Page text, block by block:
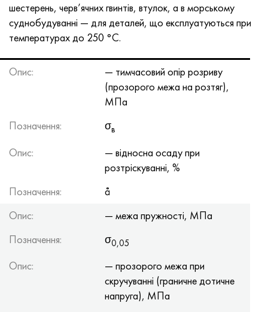
шестерень, черв’ячних гвинтів, втулок, а в морському
суднобудуванні — для деталей, що експлуатуються при
температурах до 250 °C.
Опис:
— тимчасовий опір розриву
(прозорого межа на розтяг),
МПа
Позначення:
σв
Опис:
— відносна осаду при
розтріскуванні, %
Позначення:
å
Опис:
— межа пружності, МПа
Позначення:
σ0,05
Опис:
— прозорого межа при
скручуванні (граничне дотичне
напруга), МПа